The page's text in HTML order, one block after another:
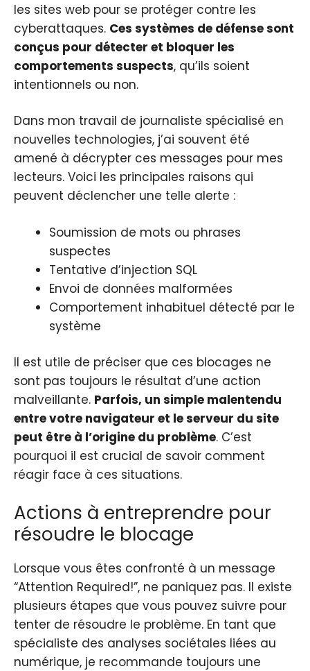
les sites web pour se protéger contre les
cyberattaques. Ces systèmes de défense sont
conçus pour détecter et bloquer les
comportements suspects, qu’ils soient
intentionnels ou non.
Dans mon travail de journaliste spécialisé en
nouvelles technologies, j’ai souvent été
amené à décrypter ces messages pour mes
lecteurs. Voici les principales raisons qui
peuvent déclencher une telle alerte :
Soumission de mots ou phrases
suspectes
Tentative d’injection SQL
Envoi de données malformées
Comportement inhabituel détecté par le
système
Il est utile de préciser que ces blocages ne
sont pas toujours le résultat d’une action
malveillante. Parfois, un simple malentendu
entre votre navigateur et le serveur du site
peut être à l’origine du problème. C’est
pourquoi il est crucial de savoir comment
réagir face à ces situations.
Actions à entreprendre pour
résoudre le blocage
Lorsque vous êtes confronté à un message
“Attention Required!”, ne paniquez pas. Il existe
plusieurs étapes que vous pouvez suivre pour
tenter de résoudre le problème. En tant que
spécialiste des analyses sociétales liées au
numérique, je recommande toujours une